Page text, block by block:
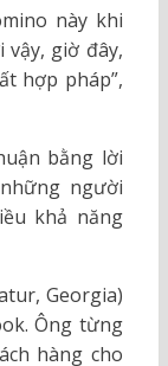
này khi
vậy, giờ đây,
hợp pháp”,
bằng lời
người
khả năng
Georgia)
Ông từng
hàng cho